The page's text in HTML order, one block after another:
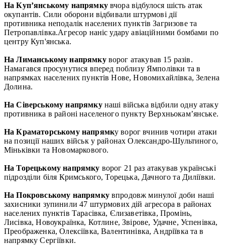
На Куп’янському напрямку вчора відбулося шість атак
окупантів. Сили оборони відбивали штурмові дії
противника неподалік населених пунктів Загризове та
Петропавлівка.Агресор наніс удару авіаційними бомбами по
центру Куп'янська.
На Лиманському напрямкуворог атакував 15 разів.
Намагався просунутися вперед поблизу Ямполівки та в
напрямках населених пунктів Нове, Новомихайлівка, Зелена
Долина.
На Сіверському напрямкунаші війська відбили одну атаку
противника в районі населеного пункту Верхньокам’янське.
На Краматорському напрямку ворог вчинив чотири атаки
на позиції наших військ у районах Олександро-Шультиного,
Міньківки та Новомаркового.
На Торецькому напрямку ворог 21 раз атакував українські
підрозділи біля Кримського, Торецька, Дачного та Диліївки.
На Покровському напрямкувпродовж минулої доби наші
захисники зупинили 47 штурмових дій агресора в районах
населених пунктів Тарасівка, Єлизаветівка, Промінь,
Лисівка, Новоукраїнка, Котлине, Звірове, Удачне, Успенівка,
Преображенка, Олексіївка, Валентинівка, Андріївка та в
напрямку Сергіївки.